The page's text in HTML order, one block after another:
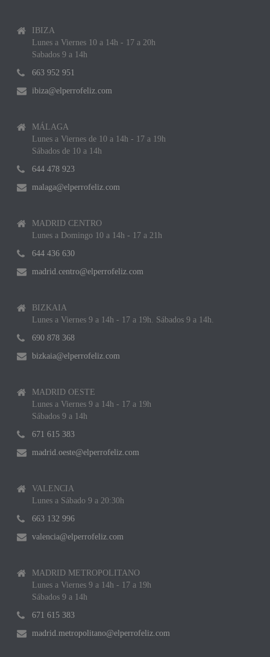
IBIZA
Lunes a Viernes 10 a 14h - 17 a 20h
Sabados 9 a 14h
663 952 951
ibiza@elperrofeliz.com
MÁLAGA
Lunes a Viernes de 10 a 14h - 17 a 19h
Sábados de 10 a 14h
644 478 923
malaga@elperrofeliz.com
MADRID CENTRO
Lunes a Domingo 10 a 14h - 17 a 21h
644 436 630
madrid.centro@elperrofeliz.com
BIZKAIA
Lunes a Viernes 9 a 14h - 17 a 19h. Sábados 9 a 14h.
690 878 368
bizkaia@elperrofeliz.com
MADRID OESTE
Lunes a Viernes 9 a 14h - 17 a 19h
Sábados 9 a 14h
671 615 383
madrid.oeste@elperrofeliz.com
VALENCIA
Lunes a Sábado 9 a 20:30h
663 132 996
valencia@elperrofeliz.com
MADRID METROPOLITANO
Lunes a Viernes 9 a 14h - 17 a 19h
Sábados 9 a 14h
671 615 383
madrid.metropolitano@elperrofeliz.com